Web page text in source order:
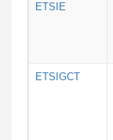
ETSIE
ETSIGCT